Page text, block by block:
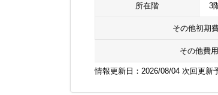
所在階 3
その他初期
その他費用
情報更新日：2026/08/04 次回更新